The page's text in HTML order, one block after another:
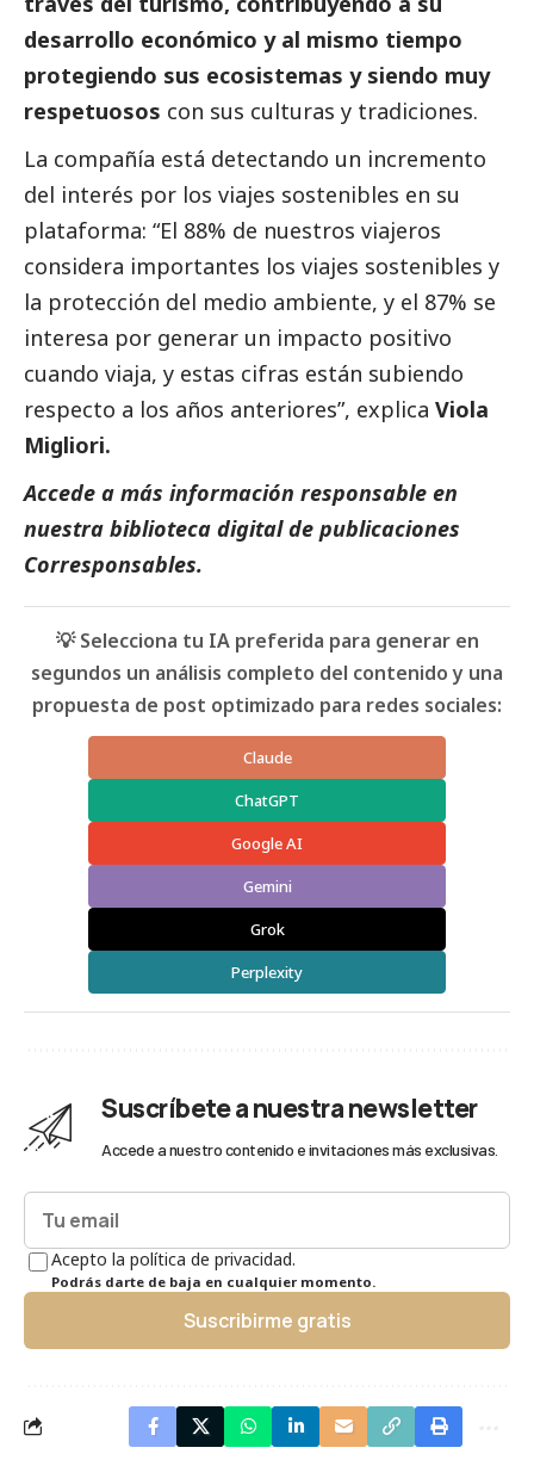
desarrollo económico y al mismo tiempo
protegiendo sus ecosistemas y siendo muy
respetuosos con sus culturas y tradiciones.
La compañía está detectando un incremento
del interés por los viajes sostenibles en su
plataforma: “El 88% de nuestros viajeros
considera importantes los viajes sostenibles y
la protección del medio ambiente, y el 87% se
interesa por generar un impacto positivo
cuando viaja, y estas cifras están subiendo
respecto a los años anteriores”, explica Viola
Migliori.
Accede a más información responsable en
nuestra biblioteca digital de publicaciones
Corresponsables.
💡 Selecciona tu IA preferida para generar en
segundos un análisis completo del contenido y una
propuesta de post optimizado para redes sociales:
Claude
ChatGPT
Google AI
Gemini
Grok
Perplexity
Suscríbete a nuestra newsletter
Accede a nuestro contenido e invitaciones más exclusivas.
Acepto la política de privacidad.
Podrás darte de baja en cualquier momento.
Suscribirme gratis